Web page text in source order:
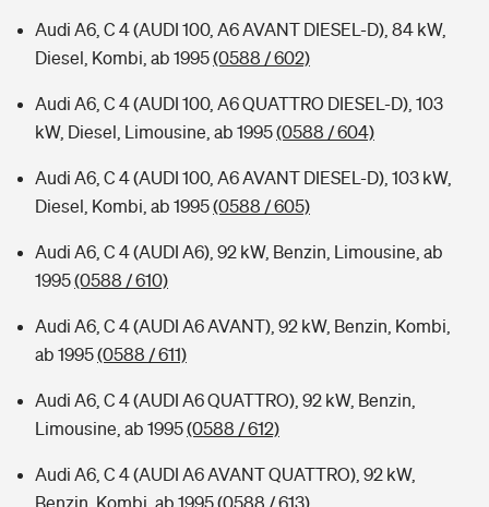
Audi A6, C 4 (AUDI 100, A6 AVANT DIESEL-D), 84 kW,
Diesel, Kombi, ab 1995(0588 / 602)
Audi A6, C 4 (AUDI 100, A6 QUATTRO DIESEL-D), 103
kW, Diesel, Limousine, ab 1995(0588 / 604)
Audi A6, C 4 (AUDI 100, A6 AVANT DIESEL-D), 103 kW,
Diesel, Kombi, ab 1995(0588 / 605)
Audi A6, C 4 (AUDI A6), 92 kW, Benzin, Limousine, ab
1995(0588 / 610)
Audi A6, C 4 (AUDI A6 AVANT), 92 kW, Benzin, Kombi,
ab 1995(0588 / 611)
Audi A6, C 4 (AUDI A6 QUATTRO), 92 kW, Benzin,
Limousine, ab 1995(0588 / 612)
Audi A6, C 4 (AUDI A6 AVANT QUATTRO), 92 kW,
Benzin, Kombi, ab 1995(0588 / 613)